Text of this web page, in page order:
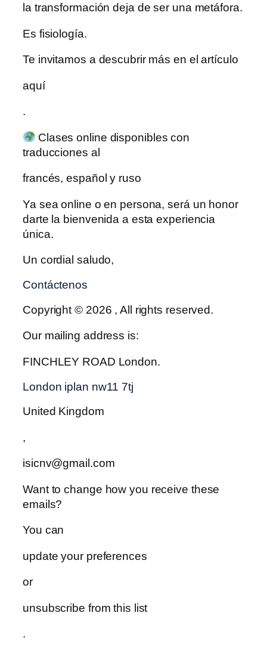
la transformación deja de ser una metáfora.
Es fisiología.
Te invitamos a descubrir más en el artículo
aquí
.
Clases online disponibles con
traducciones al
francés, español y ruso
Ya sea online o en persona, será un honor
darte la bienvenida a esta experiencia
única.
Un cordial saludo,
Contáctenos
Copyright © 2026 , All rights reserved.
Our mailing address is:
FINCHLEY ROAD London.
London iplan nw11 7tj
United Kingdom
,
isicnv@gmail.com
Want to change how you receive these
emails?
You can
update your preferences
or
unsubscribe from this list
.